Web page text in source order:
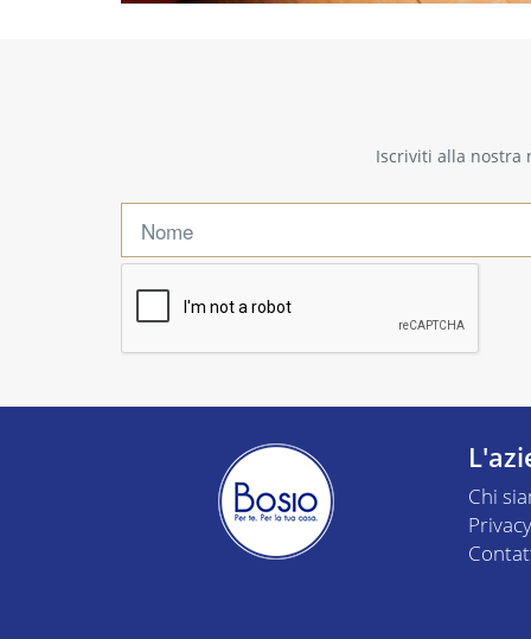
Iscriviti alla nostra
Chi